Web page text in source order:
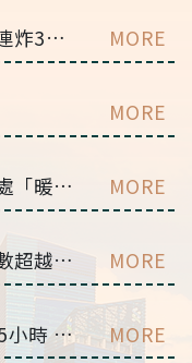
米克拉接近！水氣增加「雷雨連炸3天」 2颱風未來路徑曝 MORE
MORE
失車虛驚一場！老翁記錯停車處「暖警」鍥而不捨追查2日成功尋回 MORE
世足》姆巴佩梅開二度總進球數超越梅西 法國力退塞內加爾 MORE
全台7縣市注意！最長停水10.5小時 影響時間範圍曝光 MORE